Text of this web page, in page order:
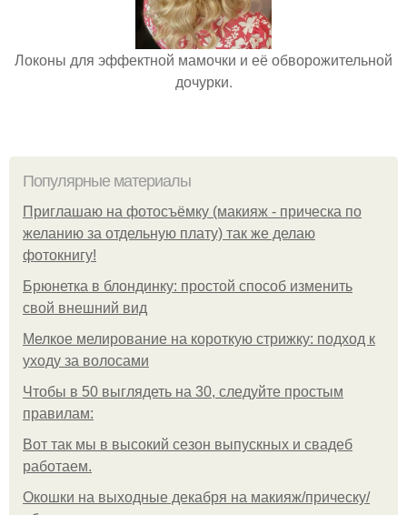
Локоны для эффектной мамочки и её обворожительной
дочурки.
Популярные материалы
Приглашаю на фотосъёмку (макияж - прическа по
желанию за отдельную плату) так же делаю
фотокнигу!
Брюнетка в блондинку: простой способ изменить
свой внешний вид
Мелкое мелирование на короткую стрижку: подход к
уходу за волосами
Чтобы в 50 выглядеть на 30, следуйте простым
правилам:
Вот так мы в высокий сезон выпускных и свадеб
работаем.
Окошки на выходные декабря на макияж/прическу/